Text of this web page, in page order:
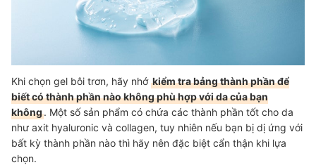
Khi chọn gel bôi trơn, hãy nhớ kiểm tra bảng thành phần để
biết có thành phần nào không phù hợp với da của bạn
không. Một số sản phẩm có chứa các thành phần tốt cho da
như axit hyaluronic và collagen, tuy nhiên nếu bạn bị dị ứng với
bất kỳ thành phần nào thì hãy nên đặc biệt cẩn thận khi lựa
chọn.